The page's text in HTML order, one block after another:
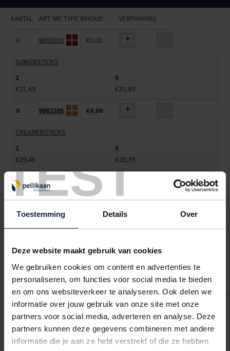
TEST
Toestemming Details Over
Deze website maakt gebruik van cookies
We gebruiken cookies om content en advertenties te
personaliseren, om functies voor social media te bieden
en om ons websiteverkeer te analyseren. Ook delen we
informatie over jouw gebruik van onze site met onze
partners voor social media, adverteren en analyse. Deze
partners kunnen deze gegevens combineren met andere
informatie die je aan ze hebt verstrekt of die ze hebben
AANTAL ART. NR.TYPE INHOUD VERPAKKING
9802200 €0,00
SUIKERSTICKS
1
5
€21,69
€20,89
9802205 €0,00
CREAMERSTICKS
1
5
€29,48
€28,39
ALLES BESTELLEN
Hoe werkt een bestellijst?
Wanneer u bent ingelogd, kunt u een eigen bestellijst maken.
te bestellen. Uw bestel- en offertelijsten kunt u terugvinden in uw
account. Dat pakt altijd goed uit voor uw administratie!
POSTDOOS BEDRUKKEN
Voor een veilige verzending